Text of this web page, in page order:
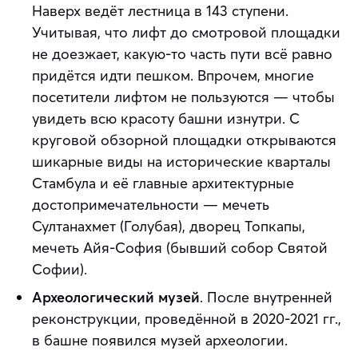
Наверх ведёт лестница в 143 ступени.
Учитывая, что лифт до смотровой площадки
не доезжает, какую-то часть пути всё равно
придётся идти пешком. Впрочем, многие
посетители лифтом не пользуются — чтобы
увидеть всю красоту башни изнутри. С
круговой обзорной площадки открываются
шикарные виды на исторические кварталы
Стамбула и её главные архитектурные
достопримечательности — мечеть
Султанахмет (Голубая), дворец Топкапы,
мечеть Айя-София (бывший собор Святой
Софии).
Археологический музей. После внутренней
реконструкции, проведённой в 2020-2021 гг.,
в башне появился музей археологии.